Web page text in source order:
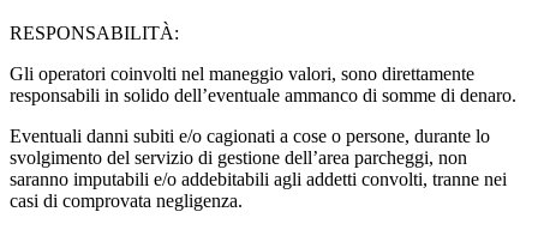
RESPONSABILITÀ:
Gli operatori coinvolti nel maneggio valori, sono direttamente
responsabili in solido dell’eventuale ammanco di somme di denaro.
Eventuali danni subiti e/o cagionati a cose o persone, durante lo
svolgimento del servizio di gestione dell’area parcheggi, non
saranno imputabili e/o addebitabili agli addetti convolti, tranne nei
casi di comprovata negligenza.